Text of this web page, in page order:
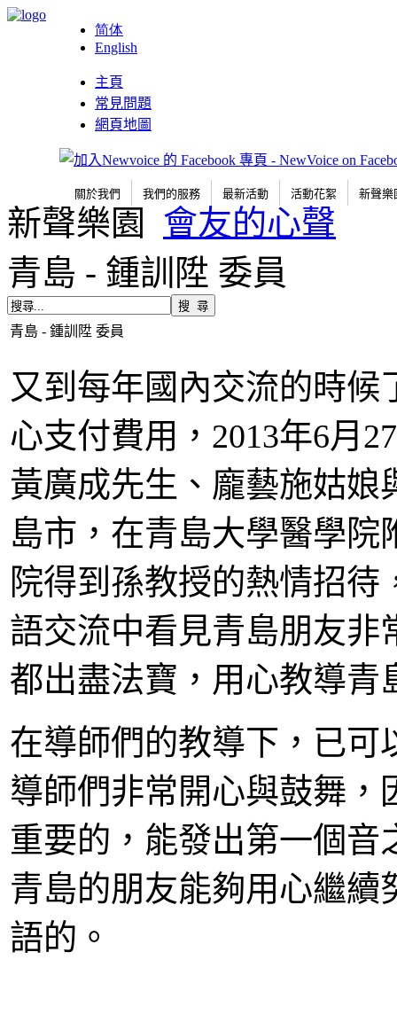
简体
English
主頁
常見問題
網頁地圖
關於我們 我們的服務 最新活動 活動花絮 新聲樂
新聲樂園
會友的心聲
青島 - 鍾訓陞 委員
青島 - 鍾訓陞 委員
又到每年國內交流的時
心支付費用，2013年6月
黃廣成先生、龐藝施姑娘
島市，在青島大學醫學
院得到孫教授的熱情招
語交流中看見青島朋友非
都出盡法寶，用心教導青
在導師們的教導下，已可
導師們非常開心與鼓舞，
重要的，能發出第一個音
青島的朋友能夠用心繼續
語的。